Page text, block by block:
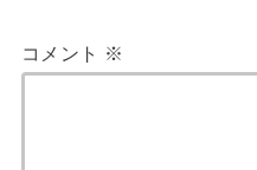
コメント ※